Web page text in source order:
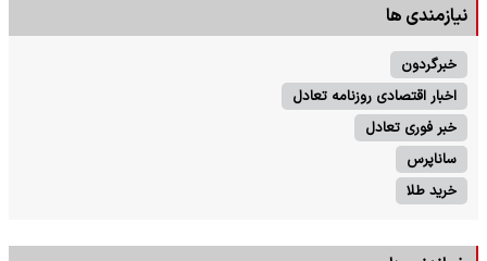
نیازمندی ها
خبرگردون
اخبار اقتصادی روزنامه تعادل
خبر فوری تعادل
ساناپرس
خرید طلا